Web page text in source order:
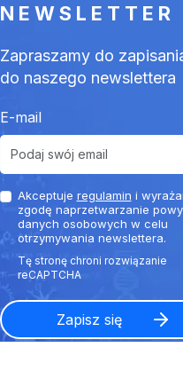
NEWSLETTER
Zapraszamy do
do naszego newslettera
E-mail
Akceptuje regulamin i
zgodę naprzetwarzanie
danych osobowych w celu
otrzymywania newslettera.